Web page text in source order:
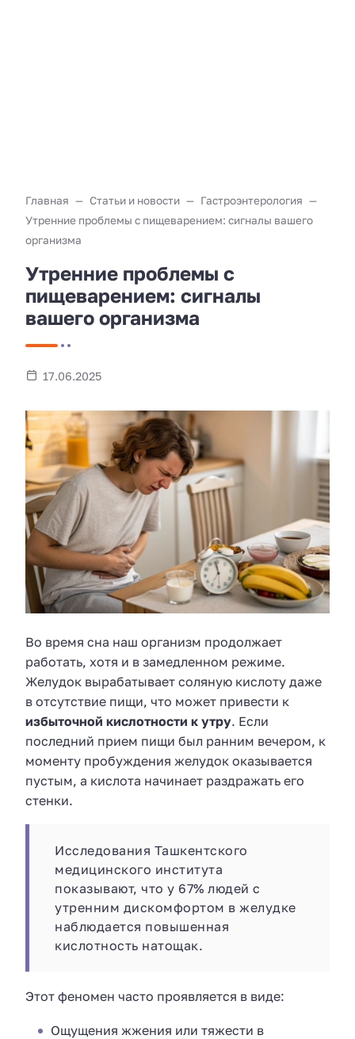
Главная Статьи и новости
Гастроэнтерология
Утренние проблемы с пищеварением: сигналы вашего
организма
Утренние проблемы с
пищеварением: сигналы
вашего организма
17.06.2025
Во время сна наш организм продолжает
работать, хотя и в замедленном режиме.
Желудок вырабатывает соляную кислоту даже
в отсутствие пищи, что может привести к
избыточной кислотности к утру. Если
последний прием пищи был ранним вечером, к
моменту пробуждения желудок оказывается
пустым, а кислота начинает раздражать его
стенки.
Исследования Ташкентского
медицинского института
показывают, что у 67% людей с
утренним дискомфортом в желудке
наблюдается повышенная
кислотность натощак.
Этот феномен часто проявляется в виде:
Ощущения жжения или тяжести в